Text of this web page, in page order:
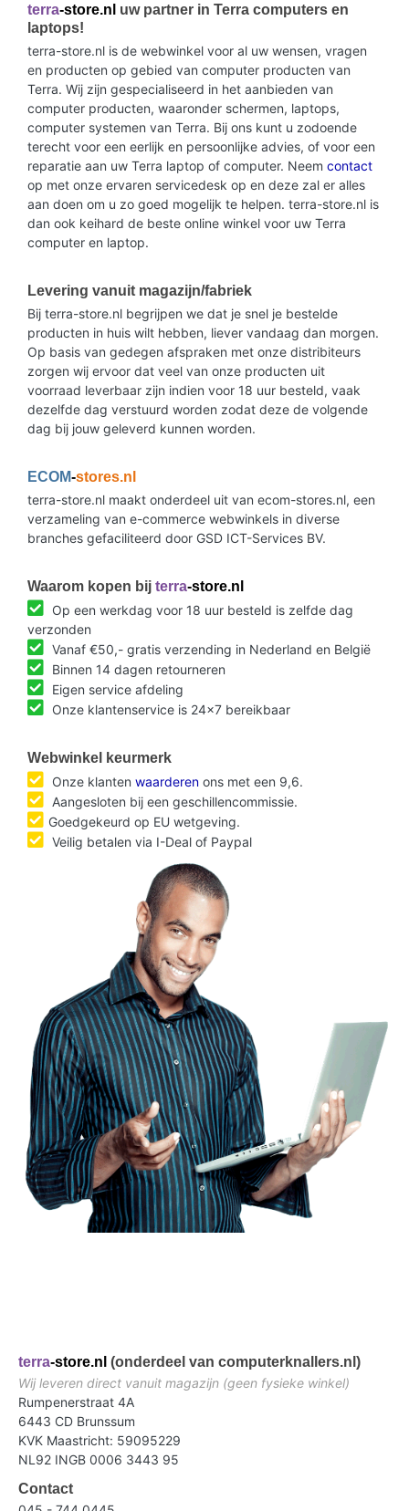
terra-store.nl uw partner in Terra computers en
laptops!
terra-store.nl is de webwinkel voor al uw wensen, vragen
en producten op gebied van computer producten van
Terra. Wij zijn gespecialiseerd in het aanbieden van
computer producten, waaronder schermen, laptops,
computer systemen van Terra. Bij ons kunt u zodoende
terecht voor een eerlijk en persoonlijke advies, of voor een
reparatie aan uw Terra laptop of computer. Neem contact
op met onze ervaren servicedesk op en deze zal er alles
aan doen om u zo goed mogelijk te helpen. terra-store.nl is
dan ook keihard de beste online winkel voor uw Terra
computer en laptop.
Levering vanuit magazijn/fabriek
Bij terra-store.nl begrijpen we dat je snel je bestelde
producten in huis wilt hebben, liever vandaag dan morgen.
Op basis van gedegen afspraken met onze distribiteurs
zorgen wij ervoor dat veel van onze producten uit
voorraad leverbaar zijn indien voor 18 uur besteld, vaak
dezelfde dag verstuurd worden zodat deze de volgende
dag bij jouw geleverd kunnen worden.
ECOM-stores.nl
terra-store.nl maakt onderdeel uit van ecom-stores.nl, een
verzameling van e-commerce webwinkels in diverse
branches gefaciliteerd door GSD ICT-Services BV.
Waarom kopen bij terra-store.nl
Op een werkdag voor 18 uur besteld is zelfde dag
verzonden
Vanaf €50,- gratis verzending in Nederland en België
Binnen 14 dagen retourneren
Eigen service afdeling
Onze klantenservice is 24x7 bereikbaar
Webwinkel keurmerk
Onze klanten waarderen ons met een 9,6.
Aangesloten bij een geschillencommissie.
Goedgekeurd op EU wetgeving.
Veilig betalen via I-Deal of Paypal
terra-store.nl (onderdeel van computerknallers.nl)
Wij leveren direct vanuit magazijn (geen fysieke winkel)
Rumpenerstraat 4A
6443 CD Brunssum
KVK Maastricht: 59095229
NL92 INGB 0006 3443 95
Contact